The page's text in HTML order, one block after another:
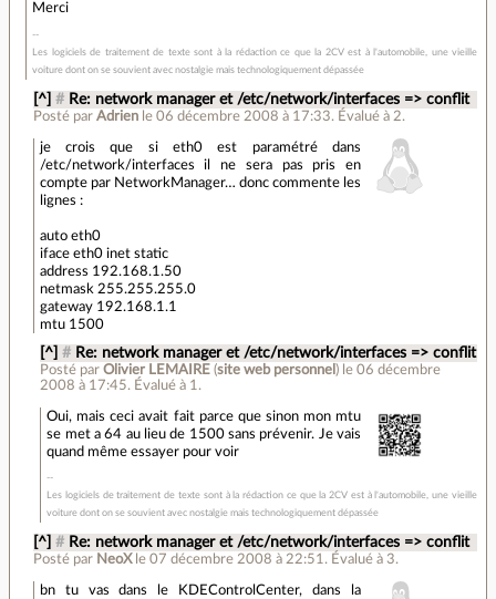
Merci
Les logiciels de traitement de texte sont à la rédaction ce que la 2CV est à l'automobile, une vieille
voiture dont on se souvient avec nostalgie mais technologiquement dépassée
[^] # Re: network manager et /etc/network/interfaces => conflit
Posté par Adrien le 06 décembre 2008 à 17:33. Évalué à 2.
je crois que si eth0 est paramétré dans
/etc/network/interfaces il ne sera pas pris en
compte par NetworkManager… donc commente les
lignes :
auto eth0
iface eth0 inet static
address 192.168.1.50
netmask 255.255.255.0
gateway 192.168.1.1
mtu 1500
[^] # Re: network manager et /etc/network/interfaces => conflit
Posté parOlivier LEMAIRE (site web personnel ) le 06 décembre
2008 à 17:45. Évalué à 1 .
Oui, mais ceci avait fait parce que sinon mon mtu
se met a 64 au lieu de 1500 sans prévenir. Je vais
quand même essayer pour voir
Les logiciels de traitement de texte sont à la rédaction ce que la 2CV est à l'automobile, une vieille
voiture dont on se souvient avec nostalgie mais technologiquement dépassée
[^] # Re: network manager et /etc/network/interfaces => conflit
Posté par NeoX le 07 décembre 2008 à 22:51.Évalué à 3.
bn tu vas dans le KDEControlCenter, dans la